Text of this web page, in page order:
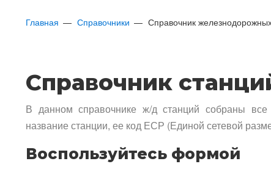
Главная Справочники Справочник
Справочник
В данном справочнике ж/д станций собраны все
название станции, ее код ЕСР (Единой сетевой
Воспользуйтесь формой